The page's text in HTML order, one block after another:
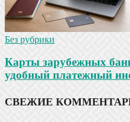
Без рубрики
Карты зарубежных
удобный платежный
СВЕЖИЕ